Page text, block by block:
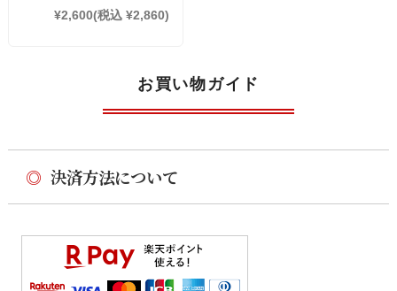
¥2,600(税込 ¥2,860)
お買い物ガイド
◎ 決済方法について